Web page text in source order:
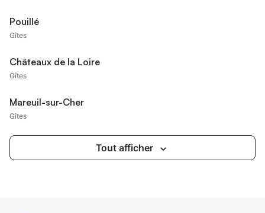
Pouillé
Gîtes
Châteaux de la Loire
Gîtes
Mareuil-sur-Cher
Gîtes
Tout afficher